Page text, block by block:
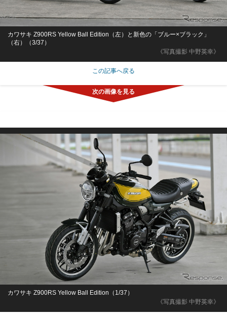
《写真撮影 中野英幸》
カワサキ Z900RS Yellow Ball Edition（左）と新色の「ブルー×ブラック」
（右）（3/37）
この記事へ戻る
《写真撮影 中野英幸》
カワサキ Z900RS Yellow Ball Edition（1/37）